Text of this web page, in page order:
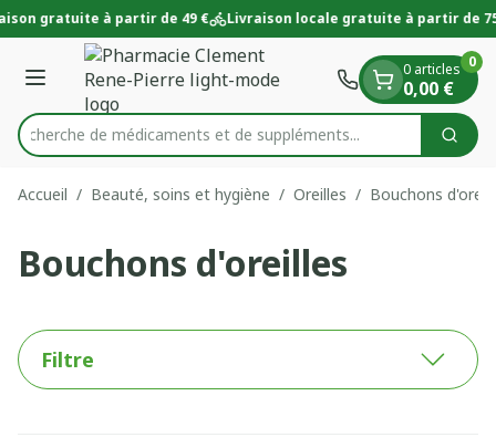
Aller au contenu
1 de 1
gratuite à partir de 49 € Livraison locale gratuite à partir de
Menu
Rechercher
Recherche de médicaments et de suppléments...
0 articles
0,00 €
0
Accueil / Beauté, soins et hygiène / Oreilles / Bouchons
Bouchons d'oreilles
Filtre